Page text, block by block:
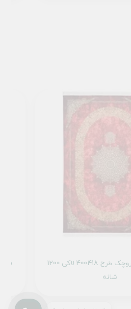
فرش ماشینی روچک طرح 400418 لاکی 1200
شانه